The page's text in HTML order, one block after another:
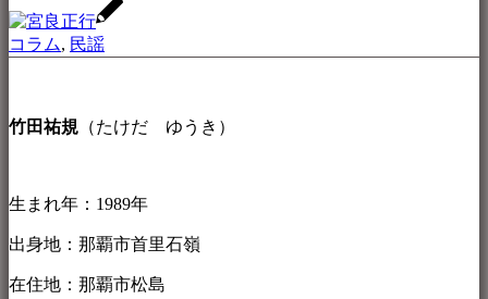
コラム, 民謡
竹田祐規 （たけだ ゆうき）
生まれ年：1989年
出身地：那覇市首里石嶺
在住地：那覇市松島